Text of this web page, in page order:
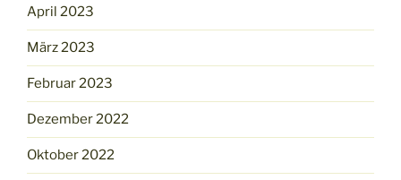
April 2023
März 2023
Februar 2023
Dezember 2022
Oktober 2022